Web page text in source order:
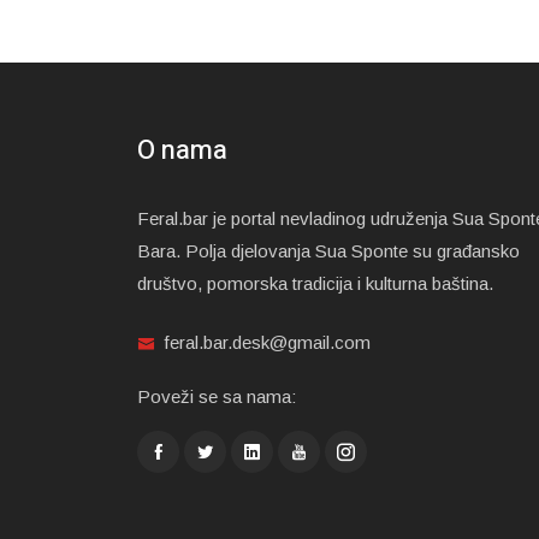
O nama
Feral.bar je portal nevladinog udruženja Sua
Bara. Polja djelovanja Sua Sponte su građansko
društvo, pomorska tradicija i kulturna baština.
feral.bar.desk@gmail.com
Poveži se sa nama: